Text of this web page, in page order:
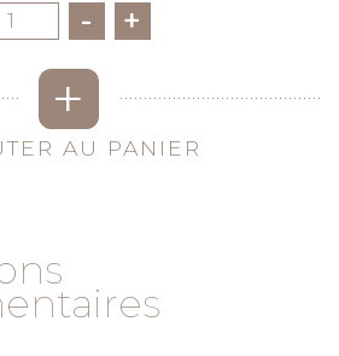
- +
+
AU PANIER